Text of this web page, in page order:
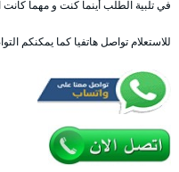
في تلبية الطلب أينما كنت و مهما
للاستعلام تواصل هاتفيا كما يمكنكم